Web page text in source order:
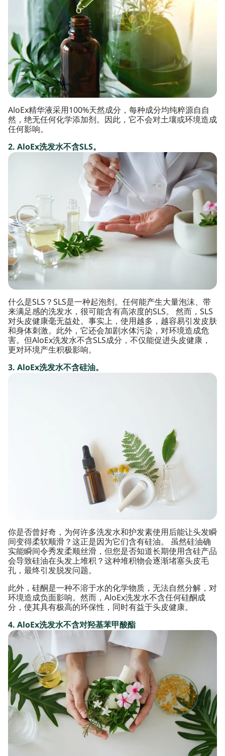
AloEx精华液采用100%天然成分，每种成分均纯粹源自自
然，绝无任何化学添加剂。因此，它不会对土壤或环境造成
任何影响。
2. AloEx洗发水不含SLS。
什么是SLS？SLS是一种起泡剂。任何能产生大量泡沫、带
来满足感的洗发水，很可能含有高浓度的SLS。 然而，SLS
对头皮健康毫无益处。事实上，使用越多，越容易引发皮肤
和身体刺激。此外，它还会加剧水体污染，对环境造成危
害。但AloEx洗发水不含SLS成分，不仅能促进头皮健康，
更对环境产生积极影响。
3. AloEx洗发水不含硅油。
你是否曾好奇，为何许多洗发水和护发素使用后能让头发瞬
间变得柔软顺滑？这正是因为它们含有硅油。 虽然硅油确
实能瞬间令秀发柔顺丝滑，但您是否知道长期使用含硅产品
会导致硅油在头发上堆积？这种堆积物会逐渐堵塞头皮毛
孔，最终引发脱发问题。
此外，硅酮是一种不溶于水的化学物质，无法自然分解，对
环境造成负面影响。然而，AloEx洗发水不含任何硅酮成
分，使其具有极高的环保性，同时有益于头皮健康。
4. AloEx洗发水不含对羟基苯甲酸酯